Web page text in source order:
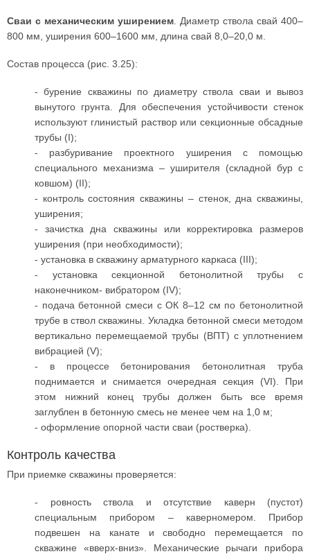
Сваи с механическим уширением . Диаметр ствола свай 400–
800 мм, уширения 600–1600 мм, длина свай 8,0–20,0 м.
Состав процесса (рис. 3.25):
- бурение скважины по диаметру ствола сваи и вывоз
вынутого грунта. Для обеспечения устойчивости стенок
используют глинистый раствор или секционные обсадные
трубы (I);
- разбуривание проектного уширения с помощью
специального механизма – уширителя (складной бур с
ковшом) (II);
- контроль состояния скважины – стенок, дна скважины,
уширения;
- зачистка дна скважины или корректировка размеров
уширения (при необходимости);
- установка в скважину арматурного каркаса (III);
- установка секционной бетонолитной трубы с
наконечником- вибратором (IV);
- подача бетонной смеси с ОК 8–12 см по бетонолитной
трубе в ствол скважины. Укладка бетонной смеси методом
вертикально перемещаемой трубы (ВПТ) с уплотнением
вибрацией (V);
- в процессе бетонирования бетонолитная труба
поднимается и снимается очередная секция (VI). При
этом нижний конец трубы должен быть все время
заглублен в бетонную смесь не менее чем на 1,0 м;
- оформление опорной части сваи (ростверка).
Контроль качества
При приемке скважины проверяется:
- ровность ствола и отсутствие каверн (пустот)
специальным прибором – каверномером. Прибор
подвешен на канате и свободно перемещается по
скважине «вверх-вниз». Механические рычаги прибора